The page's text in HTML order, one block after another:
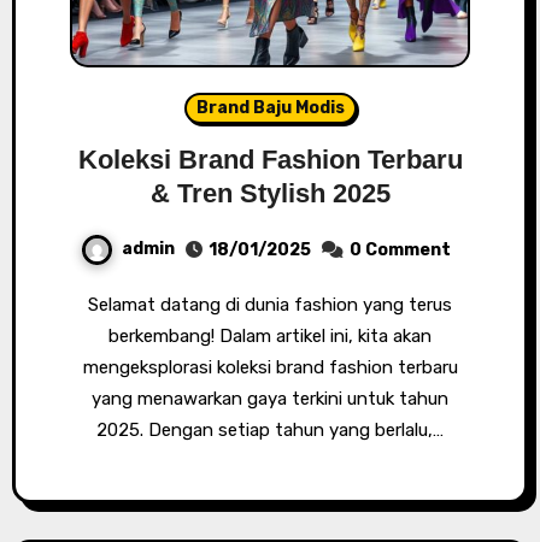
Brand Baju Modis
Koleksi Brand Fashion Terbaru
& Tren Stylish 2025
admin 18/01/2025 0 Comment
Selamat datang di dunia fashion yang terus
berkembang! Dalam artikel ini, kita akan
mengeksplorasi koleksi brand fashion terbaru
yang menawarkan gaya terkini untuk tahun
2025. Dengan setiap tahun yang berlalu,…